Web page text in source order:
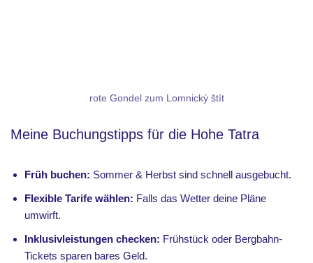
rote Gondel zum Lomnický štít
Meine Buchungstipps für die Hohe Tatra
Früh buchen: Sommer & Herbst sind schnell ausgebucht.
Flexible Tarife wählen: Falls das Wetter deine Pläne
umwirft.
Inklusivleistungen checken: Frühstück oder Bergbahn-
Tickets sparen bares Geld.